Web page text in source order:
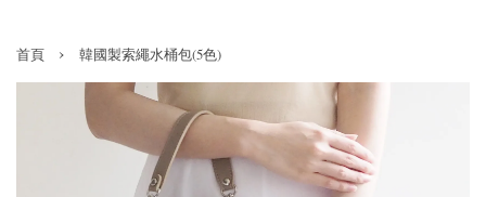
首頁 › 韓國製索繩水桶包(5色)